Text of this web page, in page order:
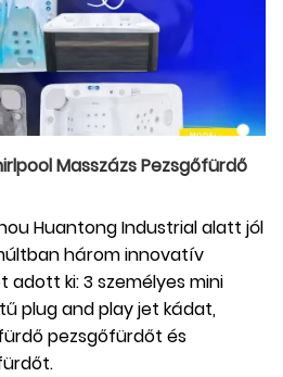
Masszázs Pezsgőfürdő
Huantong Industrial alatt jól
három innovatív
ki: 3 személyes mini
plug and play jet kádat,
pezsgőfürdőt és